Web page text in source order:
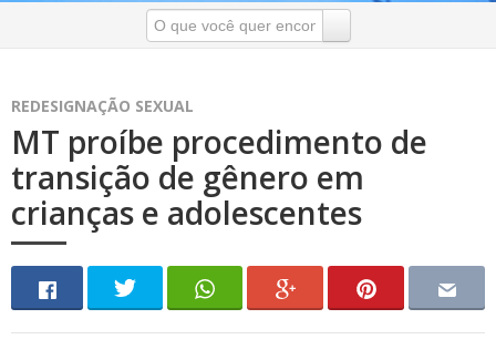
REDESIGNAÇÃO SEXUAL
MT proíbe procedimento de
transição de gênero em
crianças e adolescentes